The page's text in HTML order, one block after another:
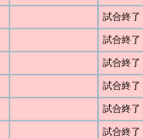
試合終了
試合終了
試合終了
試合終了
試合終了
試合終了